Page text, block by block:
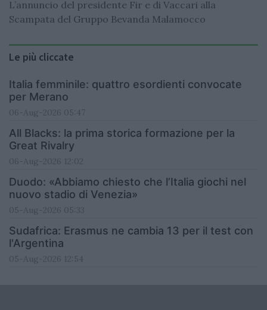
L’annuncio del presidente Fir e di Vaccari alla
Scampata del Gruppo Bevanda Malamocco
Le più cliccate
Italia femminile: quattro esordienti convocate
per Merano
06-Aug-2026 05:47
All Blacks: la prima storica formazione per la
Great Rivalry
06-Aug-2026 12:02
Duodo: «Abbiamo chiesto che l’Italia giochi nel
nuovo stadio di Venezia»
05-Aug-2026 05:33
Sudafrica: Erasmus ne cambia 13 per il test con
l'Argentina
05-Aug-2026 12:54